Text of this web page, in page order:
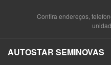
Confira endereços,
AUTOSTAR SEMINOVAS